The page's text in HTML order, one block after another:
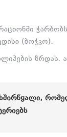
(ბოჭკო).
ზრდას.